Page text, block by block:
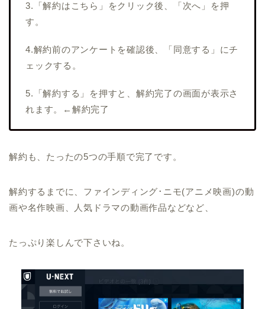
3.「解約はこちら」をクリック後、「次へ」を押
す。
4.解約前のアンケートを確認後、「同意する」にチ
ェックする。
5.「解約する」を押すと、解約完了の画面が表示さ
れます。←解約完了
解約も、たったの5つの手順で完了です。
解約するまでに、ファインディング･ニモ(アニメ映画)の動
画や名作映画、人気ドラマの動画作品などなど、
たっぷり楽しんで下さいね。